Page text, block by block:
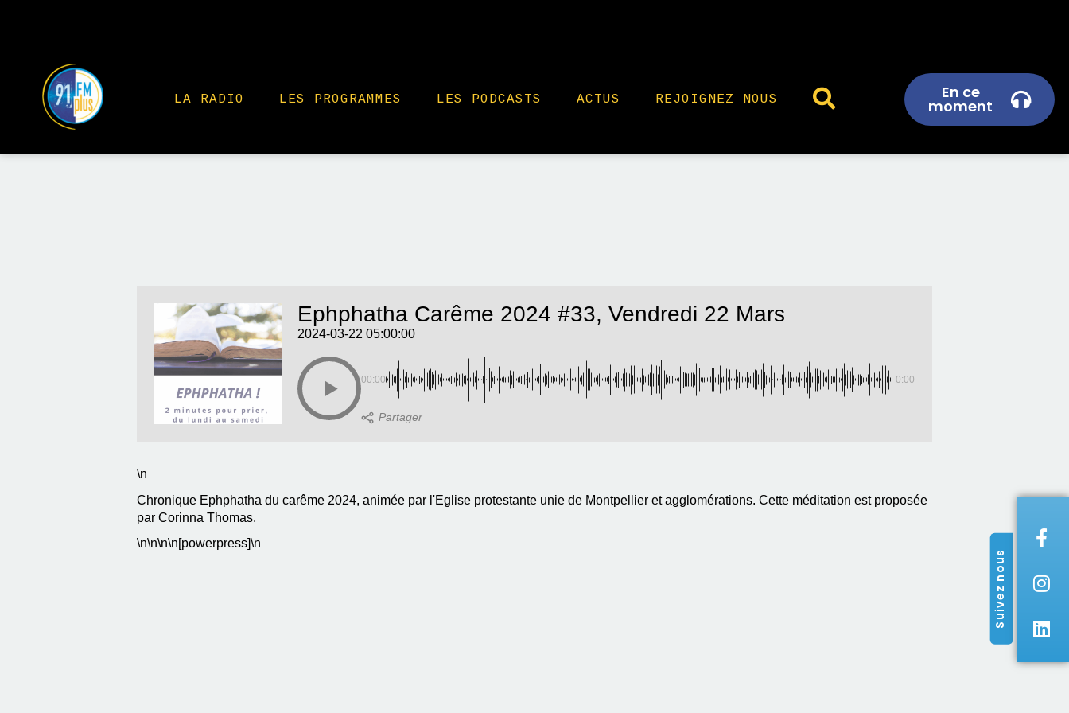
LA RADIO LES PROGRAMMES LES PODCASTS ACTUS REJOIGNEZ NOUS En ce
moment
Suivez nous
Ephphatha Carême 2024 #33, Vendredi 22 Mars
2024-03-22 05:00:00
00:00 -0:00
\n
Chronique Ephphatha du carême 2024, animée par l'Eglise protestante unie de Montpellier et agglomérations. Cette méditation est proposée
par Corinna Thomas.
\n\n\n\n[powerpress]\n